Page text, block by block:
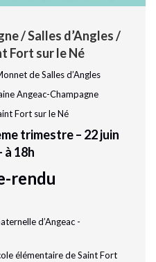
/ Salles d’Angles /
Fort sur le Né
de Salles d’Angles
Angeac-Champagne
Fort sur le Né
trimestre – 22 juin
à 18h
rendu
d’Angeac -
élémentaire de Saint Fort